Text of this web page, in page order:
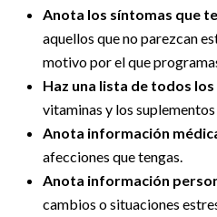
Anota los síntomas que
aquellos que no parezcan
motivo por el que
Haz una lista de todos
vitaminas y los suplementos
Anota información
afecciones que tengas.
Anota información
cambios o situaciones